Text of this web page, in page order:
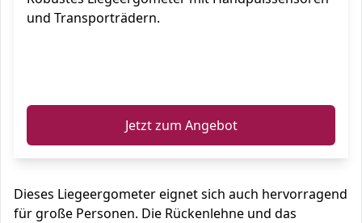
und Transporträdern.
Jetzt zum Angebot
Dieses Liegeergometer eignet sich auch hervorragend
für große Personen. Die Rückenlehne und das